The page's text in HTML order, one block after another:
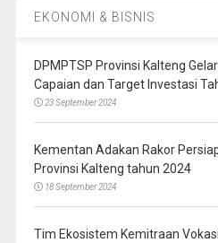
EKONOMI & BISNIS
DPMPTSP Provinsi Kalteng
Capaian dan Target Investasi
23 September 2024
Kementan Adakan Rakor
Provinsi Kalteng tahun 2024
18 September 2024
Tim Ekosistem Kemitraan